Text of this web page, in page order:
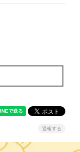
通報する